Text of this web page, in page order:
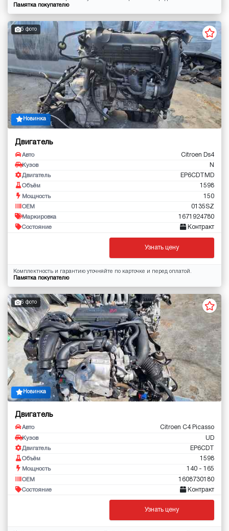
Памятка покупателю
5 фото
Новинка
Двигатель
Авто Citroen Ds4
Кузов N
Двигатель EP6CDTMD
Объём 1598
Мощность 150
OEM 0135SZ
Маркировка 1671924780
Состояние Контракт
Узнать цену
Комплектность и гарантию уточняйте по карточке и перед оплатой.
Памятка покупателю
6 фото
Новинка
Двигатель
Авто Citroen C4 Picasso
Кузов UD
Двигатель EP6CDT
Объём 1598
Мощность 140 - 165
OEM 1608730180
Состояние Контракт
Узнать цену